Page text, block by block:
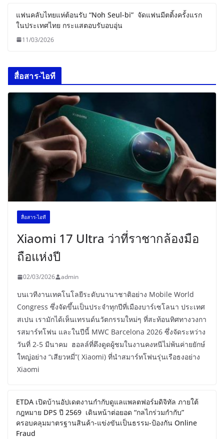
แฟนคลับไทยแห่ต้อนรับ “Noh Seul-bi” จัดแฟนมีตติ้งครั้งแรก
ในประเทศไทย กระแสตอบรับอบอุ่น
11/03/2026
สื่อสาร-ไอที
สื่อสาร-ไอที
Xiaomi 17 Ultra ว่าที่ราชากล้องมือ
ถือแห่งปี
02/03/2026 admin
บนเวทีงานเทคโนโลยีระดับนานาชาติอย่าง Mobile World
Congress ซึ่งจัดขึ้นเป็นประจำทุกปีที่เมืองบาร์เซโลนา ประเทศ
สเปน เรามักได้เห็นเทรนด์นวัตกรรมใหม่ๆ ที่สะท้อนทิศทางวงกา
รสมาร์ทโฟน และในปีนี้ MWC Barcelona 2026 ซึ่งจัดระหว่าง
วันที่ 2-5 มีนาคม ฮอลล์ที่ดึงดูดผู้ชมในงานคงหนีไม่พ้นค่ายยักษ์
ใหญ่อย่าง “เสียวหมี่”( Xiaomi) ที่นำสมาร์ทโฟนรุ่นเรือธงอย่าง
Xiaomi
ETDA เปิดบ้านอัปเดตงานกำกับดูแลแพลตฟอร์มดิจิทัล ภายใต้
กฎหมาย DPS ปี 2569 เดินหน้าต่อยอด “กลไกร่วมกำกับ”
ครอบคลุมมาตรฐานสินค้า-แข่งขันเป็นธรรม-ป้องกัน Online
Fraud